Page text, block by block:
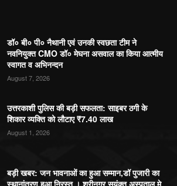
डॉ० बी० पी० नैथानी एवं उनकी स्वछता टीम ने
नवनियुक्त CMO डॉ० मेघना असवाल का किया आत्मीय
स्वागत व अभिनन्दन
August 7, 2026
उत्तरकाशी पुलिस की बड़ी सफलता: साइबर ठगी के
शिकार व्यक्ति को लौटाए ₹7.40 लाख
August 1, 2026
बड़ी खबर: जन भावनाओं का हुआ सम्मान,डॉ पुजारी का